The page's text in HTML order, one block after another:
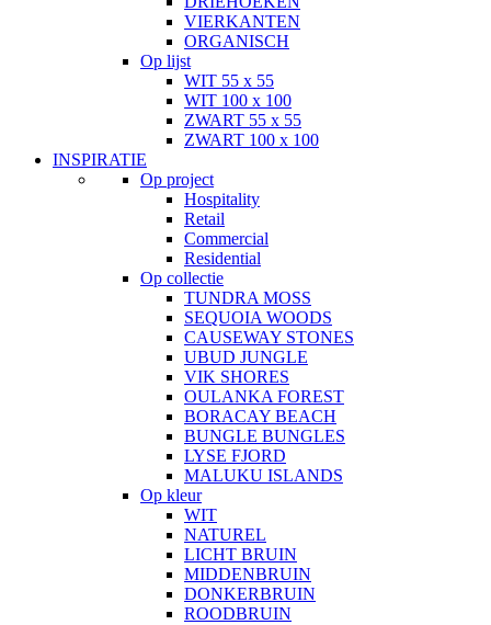
VIERKANTEN
ORGANISCH
Op lijst
WIT 55 x 55
WIT 100 x 100
ZWART 55 x 55
ZWART 100 x 100
INSPIRATIE
Op project
Hospitality
Retail
Commercial
Residential
Op collectie
TUNDRA MOSS
SEQUOIA WOODS
CAUSEWAY STONES
UBUD JUNGLE
VIK SHORES
OULANKA FOREST
BORACAY BEACH
BUNGLE BUNGLES
LYSE FJORD
MALUKU ISLANDS
Op kleur
WIT
NATUREL
LICHT BRUIN
MIDDENBRUIN
DONKERBRUIN
ROODBRUIN